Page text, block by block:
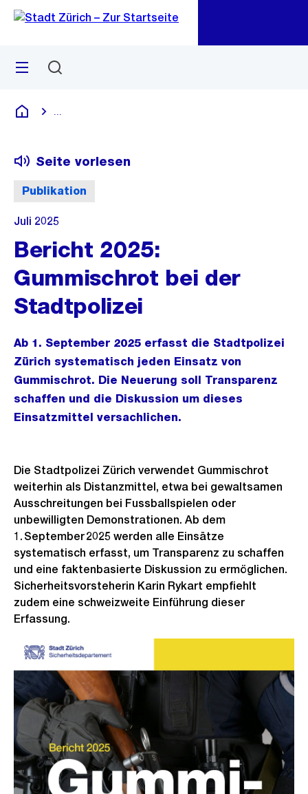
Navigation
Sprunglink
Menü
Deutsch
Publikation
Seite vorlesen
Juli 2025
Bericht 2025:
Gummischrot bei der
Stadtpolizei
Ab 1. September 2025 erfasst die Stadtpolizei
Zürich systematisch jeden Einsatz von
Gummischrot. Die Neuerung soll Transparenz
schaffen und die Diskussion um dieses
Einsatzmittel versachlichen.
Die Stadtpolizei Zürich verwendet Gummischrot
weiterhin als Distanzmittel, etwa bei gewaltsamen
Ausschreitungen bei Fussballspielen oder
unbewilligten Demonstrationen. Ab dem
1. September 2025 werden alle Einsätze
systematisch erfasst, um Transparenz zu schaffen
und eine faktenbasierte Diskussion zu ermöglichen.
Sicherheitsvorsteherin Karin Rykart empfiehlt
zudem eine schweizweite Einführung dieser
Erfassung.